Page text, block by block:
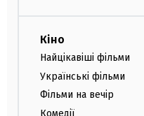
Кіно
Найцікавіші фільми
Українські фільми
Фільми на вечір